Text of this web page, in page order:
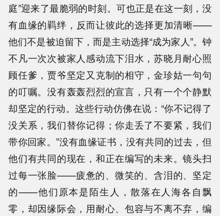
庭”迎来了最脆弱的时刻。可也正是在这一刻，没
有血缘的羁绊，反而让彼此的选择更加清晰——
他们不是被迫留下，而是主动选择“成为家人”。钟
不凡一次次被家人感动流下泪水，苏晓月耐心照
顾任爹，贾爷坚定又克制的相守，金珍姑一句句
的叮嘱。没有轰轰烈烈的宣言，只有一个个静默
却坚定的行动。这些行动仿佛在说：“你不记得了
没关系，我们替你记得；你走丢了不要紧，我们
带你回家。”没有血缘证书，没有共同的过去，但
他们有共同的现在，和正在编写的未来。镜头扫
过每一张脸——疲惫的、微笑的、含泪的、坚定
的——他们原本是陌生人，散落在人海各自飘
零，却因缘际会，用耐心、包容与不离不弃，编